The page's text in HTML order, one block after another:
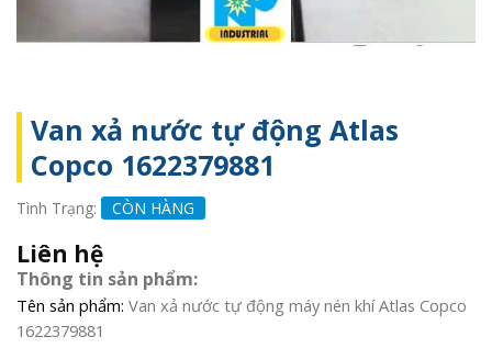
Van xả nước tự động Atlas
Copco 1622379881
Tình Trạng: CÒN HÀNG
Liên hệ
Thông tin sản phẩm:
Tên sản phẩm: Van xả nước tự động máy nén khí Atlas Copco
1622379881